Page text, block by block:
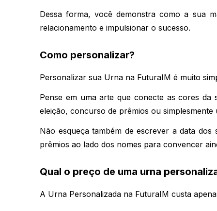
Dessa forma, você demonstra como a sua
relacionamento e impulsionar o sucesso.
Como personalizar?
Personalizar sua Urna na FuturaIM é muito
Pense em uma arte que conecte as cores da
eleição, concurso de prêmios ou
Não esqueça também de escrever a data
prêmios ao lado dos nomes para convencer
Qual o preço de uma urna
A Urna Personalizada na FuturaIM custa